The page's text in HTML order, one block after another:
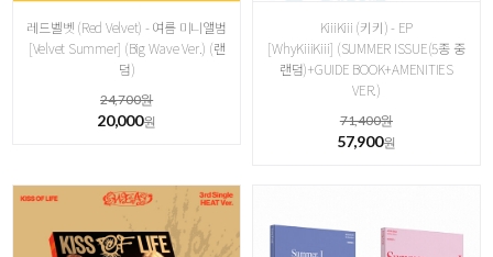
레드벨벳 (Red Velvet) - 여름 미니앨범
[Velvet Summer] (Big Wave Ver.) (랜
덤)
24,700원
20,000원
KiiiKiii (키키) - EP
[WhyKiiiKiii] (SUMMER ISSUE(5종 중
랜덤)+GUIDE BOOK+AMENITIES
VER.)
71,400원
57,900원